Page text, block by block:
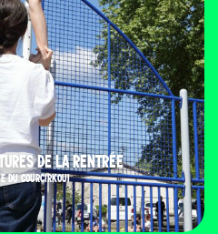
DE LA RENTRÉE
DU COURCIRKOUI